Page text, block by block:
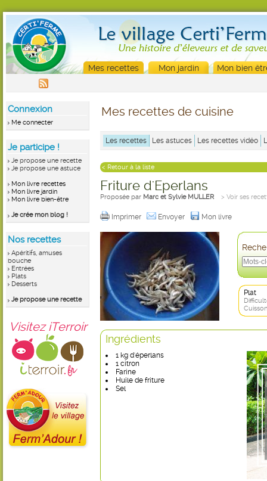
Mes recettes Mon jardin Mon bien
Connexion
Me connecter
Je participe !
Je propose une recette
Je propose une astuce
Mon livre recettes
Mon livre jardin
Mon livre bien-être
Je crée mon blog !
Nos recettes
Apéritifs, amuses
bouche
Entrées
Plats
Desserts
Je propose une recette
Visitez iTerroir
Mes recettes de cuisine
Les recettes Les astuces Les recettes vidéo
< Retour à la liste
Friture d'Eperlans
Proposée par Marc et Sylvie MULLER > Voir ses
Imprimer Envoyer Mon livre
Plat
Ingrédients
1 kg d'éperlans
1 citron
Farine
Huile de friture
Sel